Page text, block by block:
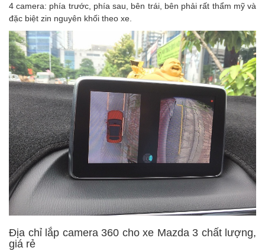
4 camera: phía trước, phía sau, bên trái, bên phải rất thẩm mỹ và
đặc biệt zin nguyên khối theo xe.
Địa chỉ lắp camera 360 cho xe Mazda 3 chất lượng,
giá rẻ